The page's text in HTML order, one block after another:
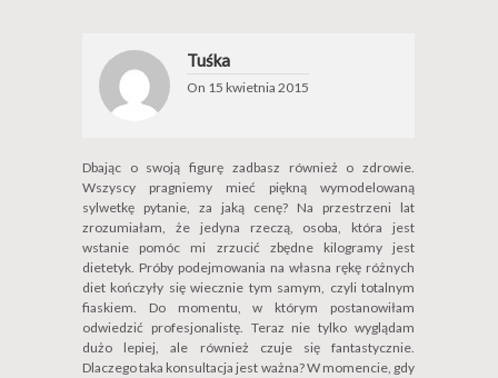
Tuśka
On 15 kwietnia 2015
Dbając o swoją figurę zadbasz również o zdrowie.
Wszyscy pragniemy mieć piękną wymodelowaną
sylwetkę pytanie, za jaką cenę? Na przestrzeni lat
zrozumiałam, że jedyna rzeczą, osoba, która jest
wstanie pomóc mi zrzucić zbędne kilogramy jest
dietetyk. Próby podejmowania na własna rękę różnych
diet kończyły się wiecznie tym samym, czyli totalnym
fiaskiem. Do momentu, w którym postanowiłam
odwiedzić profesjonalistę. Teraz nie tylko wyglądam
dużo lepiej, ale również czuje się fantastycznie.
Dlaczego taka konsultacja jest ważna? W momencie, gdy